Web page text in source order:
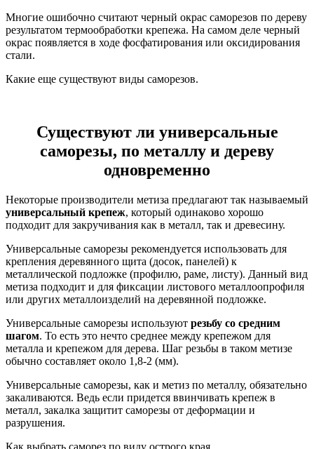
Многие ошибочно считают черный окрас саморезов по дереву
результатом термообработки крепежа. На самом деле черный
окрас появляется в ходе фосфатирования или оксидирования
стали.
Какие еще существуют виды саморезов.
Существуют ли универсальные
саморезы, по металлу и дереву
одновременно
Некоторые производители метиза предлагают так называемый
универсальный крепеж, который одинаково хорошо
подходит для закручивания как в металл, так и древесину.
Универсальные саморезы рекомендуется использовать для
крепления деревянного щита (досок, панелей) к
металлической подложке (профилю, раме, листу). Данный вид
метиза подходит и для фиксации листового металлоопрофиля
или других металлоизделий на деревянной подложке.
Универсальные саморезы используют резьбу со средним
шагом. То есть это нечто среднее между крепежом для
металла и крепежом для дерева. Шаг резьбы в таком метизе
обычно составляет около 1,8-2 (мм).
Универсальные саморезы, как и метиз по металлу, обязательно
закаливаются. Ведь если придется ввинчивать крепеж в
металл, закалка защитит саморезы от деформации и
разрушения.